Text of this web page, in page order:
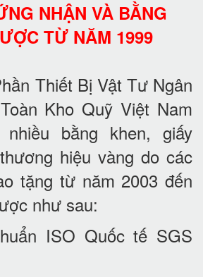
NHẬN VÀ BẰNG
TỪ NĂM 1999
Thiết Bị Vật Tư Ngân
Kho Quỹ Việt Nam
bằng khen, giấy
hiệu vàng do các
tặng từ năm 2003 đến
như sau:
ISO Quốc tế SGS